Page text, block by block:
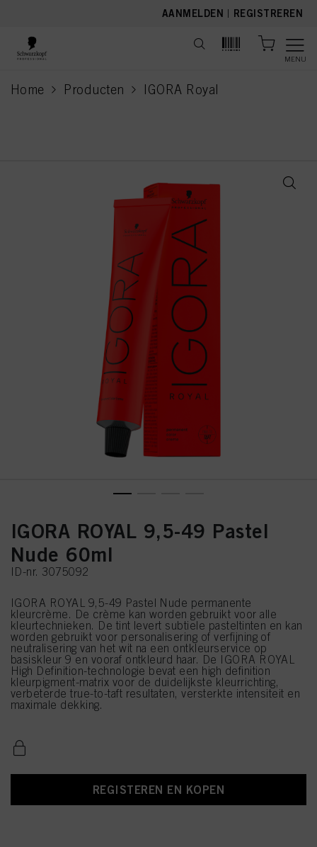
AANMELDEN | REGISTREREN
MENU
Home Producten IGORA Royal
current page
IGORA ROYAL 9,5-49 Pastel
Nude 60ml
ID-nr. 3075092
IGORA ROYAL 9,5-49 Pastel Nude permanente
kleurcrème. De crème kan worden gebruikt voor alle
kleurtechnieken. De tint levert subtiele pasteltinten en kan
worden gebruikt voor personalisering of verfijning of
neutralisering van het wit na een ontkleurservice op
basiskleur 9 en vooraf ontkleurd haar. De IGORA ROYAL
High Definition-technologie bevat een high definition
kleurpigment-matrix voor de duidelijkste kleurrichting,
verbeterde true-to-taft resultaten, versterkte intensiteit en
maximale dekking.
REGISTEREN EN KOPEN